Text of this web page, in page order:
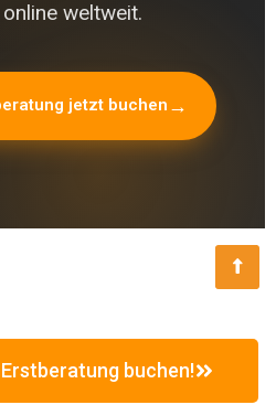
weltweit.
jetzt buchen
buchen!